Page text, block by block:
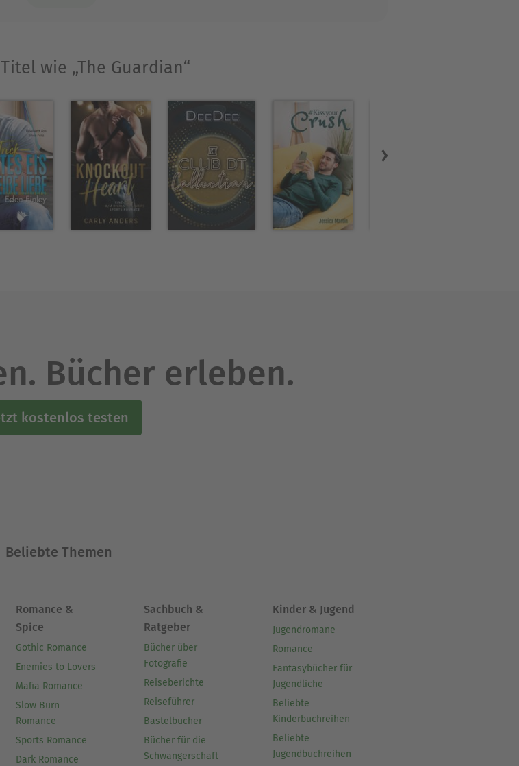
wie „The Guardian“
Bücher erleben.
kostenlos testen
Beliebte Themen
Romance &
Spice
Gothic Romance
Enemies to Lovers
Mafia Romance
Slow Burn
Romance
Sports Romance
Dark Romance
Sachbuch &
Ratgeber
Bücher über
Fotografie
Reiseberichte
Reiseführer
Bastelbücher
Bücher für die
Schwangerschaft
Kinder & Jugend
Jugendromane
Romance
Fantasybücher für
Jugendliche
Beliebte
Kinderbuchreihen
Beliebte
Jugendbuchreihen